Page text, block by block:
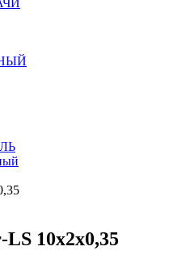
10х2х0,35